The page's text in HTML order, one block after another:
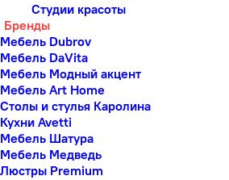
Студии красоты
Бренды
Мебель Dubrov
Мебель DaVita
Мебель Модный акцент
Мебель Art Home
Столы и стулья Каролина
Кухни Avetti
Мебель Шатура
Мебель Медведь
Люстры Premium